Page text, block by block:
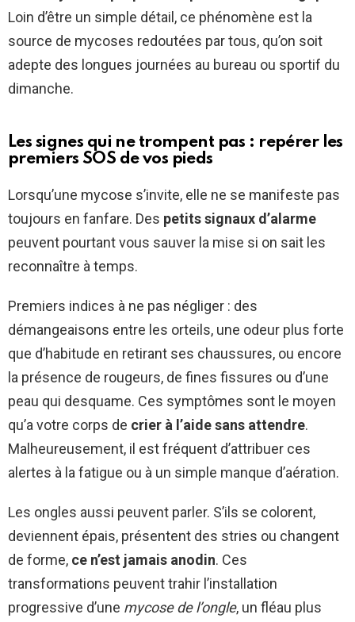
Loin d’être un simple détail, ce phénomène est la
source de mycoses redoutées par tous, qu’on soit
adepte des longues journées au bureau ou sportif du
dimanche.
Les signes qui ne trompent pas : repérer les
premiers SOS de vos pieds
Lorsqu’une mycose s’invite, elle ne se manifeste pas
toujours en fanfare. Des petits signaux d’alarme
peuvent pourtant vous sauver la mise si on sait les
reconnaître à temps.
Premiers indices à ne pas négliger : des
démangeaisons entre les orteils, une odeur plus forte
que d’habitude en retirant ses chaussures, ou encore
la présence de rougeurs, de fines fissures ou d’une
peau qui desquame. Ces symptômes sont le moyen
qu’a votre corps de crier à l’aide sans attendre.
Malheureusement, il est fréquent d’attribuer ces
alertes à la fatigue ou à un simple manque d’aération.
Les ongles aussi peuvent parler. S’ils se colorent,
deviennent épais, présentent des stries ou changent
de forme, ce n’est jamais anodin. Ces
transformations peuvent trahir l’installation
progressive d’une mycose de l’ongle, un fléau plus